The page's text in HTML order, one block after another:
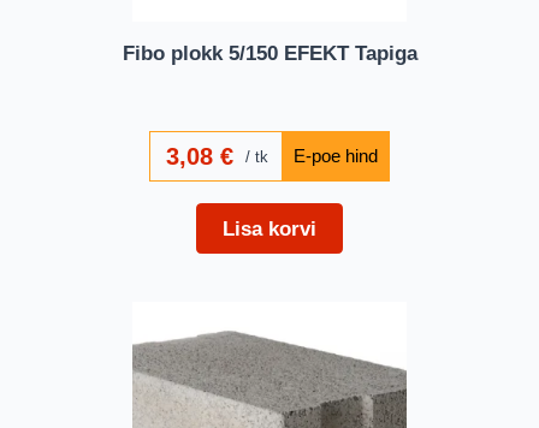
Fibo plokk 5/150 EFEKT Tapiga
3,08€ tk
Lisa korvi